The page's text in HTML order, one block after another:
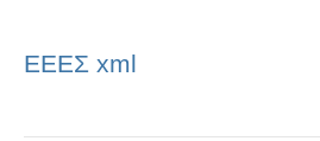
ΕΕΕΣ xml